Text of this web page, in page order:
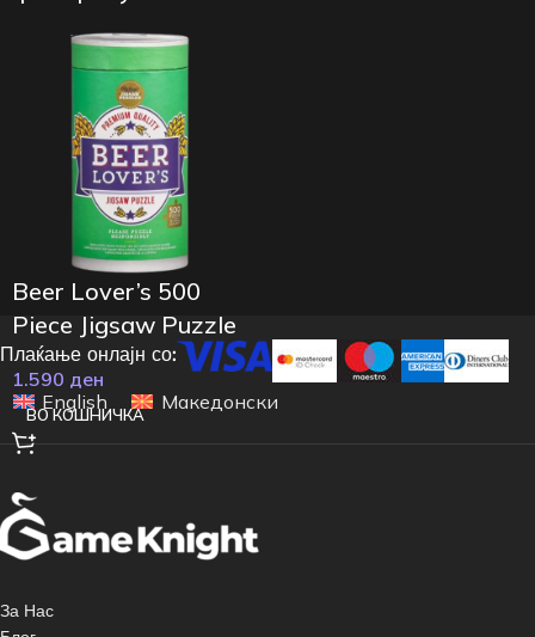
Beer Lover’s 500
Piece Jigsaw Puzzle
1.590 ден
ВО КОШНИЧКА
Плаќање онлајн со:
English
Македонски
За Нас